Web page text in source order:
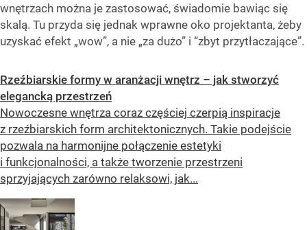
wnętrzach można je zastosować, świadomie bawiąc się
skalą. Tu przyda się jednak wprawne oko projektanta, żeby
uzyskać efekt „wow”, a nie „za dużo” i “zbyt przytłaczające”.
Rzeźbiarskie formy w aranżacji wnętrz – jak stworzyć
elegancką przestrzeń
Nowoczesne wnętrza coraz częściej czerpią inspiracje
z rzeźbiarskich form architektonicznych. Takie podejście
pozwala na harmonijne połączenie estetyki
i funkcjonalności, a także tworzenie przestrzeni
sprzyjających zarówno relaksowi, jak...